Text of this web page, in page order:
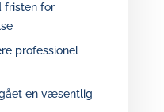
fristen for
professionel
en væsentlig